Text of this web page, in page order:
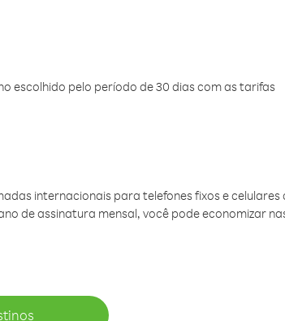
escolhido pelo período de 30 dias com as tarifas
internacionais para telefones fixos e celulares
de assinatura mensal, você pode economizar